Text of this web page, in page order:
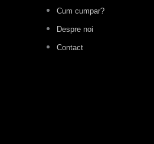
Cum cumpar?
Despre noi
Contact